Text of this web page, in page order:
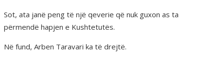
Sot, ata janë peng të një qeverie që nuk guxon as ta
përmendë hapjen e Kushtetutës.
Në fund, Arben Taravari ka të drejtë.